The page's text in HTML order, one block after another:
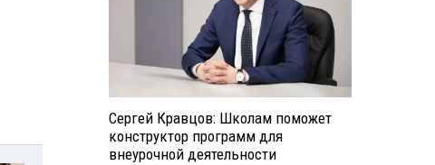
Сергей Кравцов: Школам поможет
конструктор программ для
внеурочной деятельности